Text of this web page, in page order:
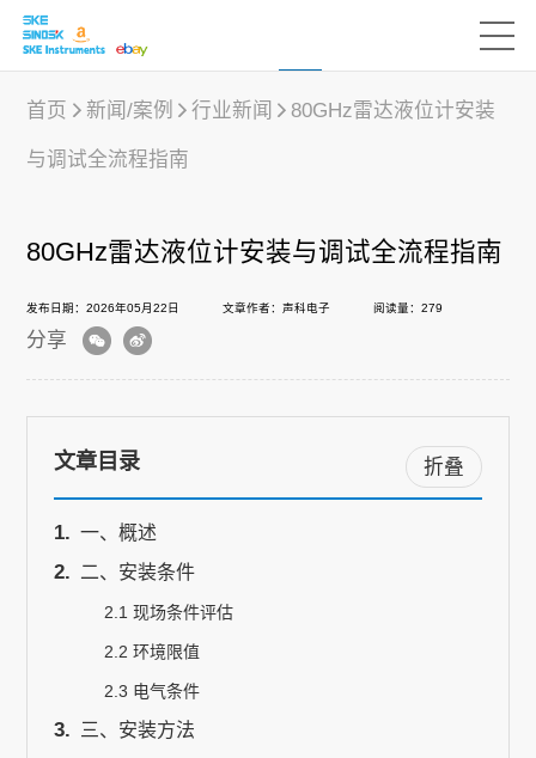
行业应用
下载中心
新闻/案例
声科之“芯”
关于我们
EN
首页 新闻/案例 行业新闻 80GHz雷达液位计安装
与调试全流程指南
80GHz雷达液位计安装与调试全流程指南
发布日期：2026年05月22日 文章作者：声科电子 阅读量：279
分享
文章目录 折叠
一、概述
二、安装条件
2.1 现场条件评估
2.2 环境限值
2.3 电气条件
三、安装方法